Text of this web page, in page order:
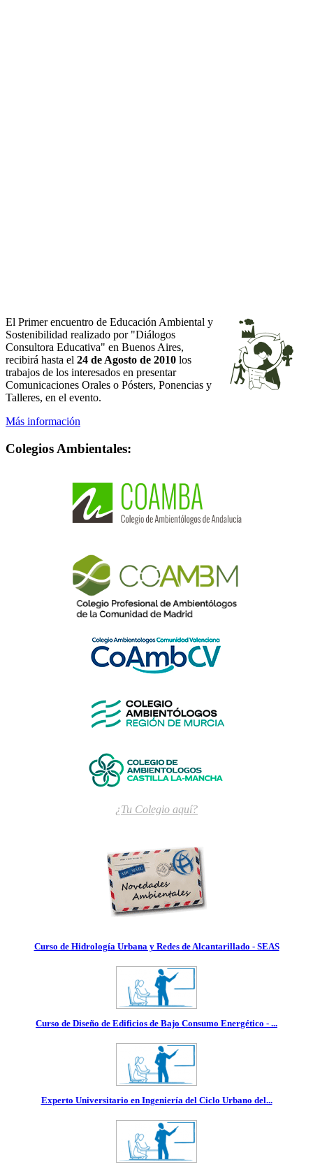
El Primer encuentro de Educación Ambiental y
Sostenibilidad realizado por "Diálogos
Consultora Educativa" en Buenos Aires,
recibirá hasta el 24 de Agosto de 2010 los
trabajos de los interesados en presentar
Comunicaciones Orales o Pósters, Ponencias y
Talleres, en el evento.
Más información
Colegios Ambientales:
¿Tu Colegio aquí?
Curso de Hidrología Urbana y Redes de Alcantarillado - SEAS
Curso de Diseño de Edificios de Bajo Consumo Energético - ...
Experto Universitario en Ingeniería del Ciclo Urbano del...